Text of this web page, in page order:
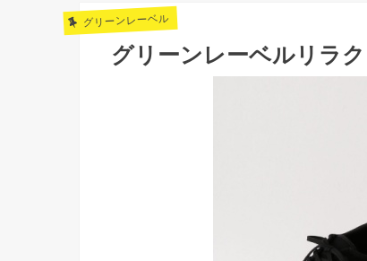
グリーンレーベル
グリーンレーベルリラ